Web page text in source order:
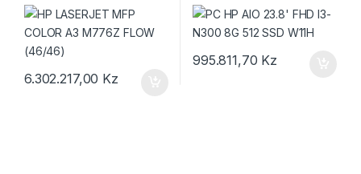
6.302.217,00 Kz
995.811,70 Kz